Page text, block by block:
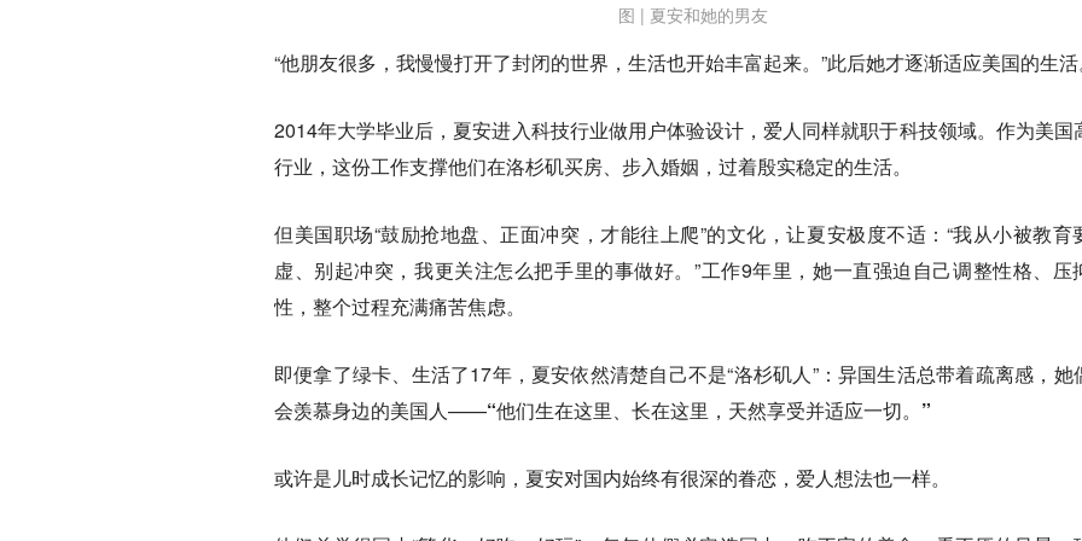
图 | 夏安和她的男友
“他朋友很多，我慢慢打开了封闭的世界，生活也开始丰富起来。”此后她才逐渐适应美国的生活
2014年大学毕业后，夏安进入科技行业做用户体验设计，爱人同样就职于科技领域。作为美国
行业，这份工作支撑他们在洛杉矶买房、步入婚姻，过着殷实稳定的生活。
但美国职场“鼓励抢地盘、正面冲突，才能往上爬”的文化，让夏安极度不适：“我从小被教育
虚、别起冲突，我更关注怎么把手里的事做好。”工作9年里，她一直强迫自己调整性格、压
性，整个过程充满痛苦焦虑。
即便拿了绿卡、生活了17年，夏安依然清楚自己不是“洛杉矶人”：异国生活总带着疏离感，她
会羡慕身边的美国人——“他们生在这里、长在这里，天然享受并适应一切。”
或许是儿时成长记忆的影响，夏安对国内始终有很深的眷恋，爱人想法也一样。